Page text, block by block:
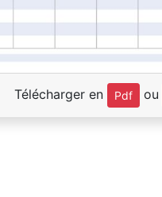
Télécharger en Pdf ou